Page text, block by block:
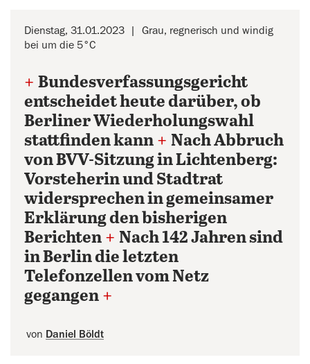
Dienstag, 31.01.2023
Grau, regnerisch und windig
bei um die 5°C
+ Bundesverfassungsgericht
entscheidet heute darüber, ob
Berliner Wiederholungswahl
stattfinden kann + Nach Abbruch
von BVV-Sitzung in Lichtenberg:
Vorsteherin und Stadtrat
widersprechen in gemeinsamer
Erklärung den bisherigen
Berichten + Nach 142 Jahren sind
in Berlin die letzten
Telefonzellen vom Netz
gegangen +
von Daniel Böldt